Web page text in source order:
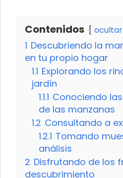
Contenidos ocultar
1 Descubriendo la
en tu propio hogar
1.1 Explorando los
jardín
1.1.1 Conociendo
de las manzanas
1.2 Consultando a
1.2.1 Tomando
análisis
2 Disfrutando de los
descubrimiento